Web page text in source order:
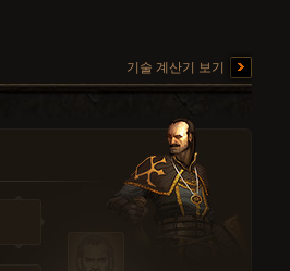
기술 계산기 보기